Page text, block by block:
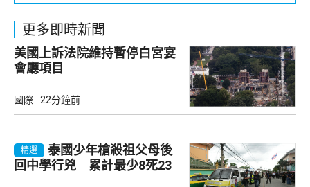
更多即時新聞
美國上訴法院維持暫停白宮宴
會廳項目
國際 22分鐘前
精選
泰國少年槍殺祖父母後
回中學行兇 累計最少8死23